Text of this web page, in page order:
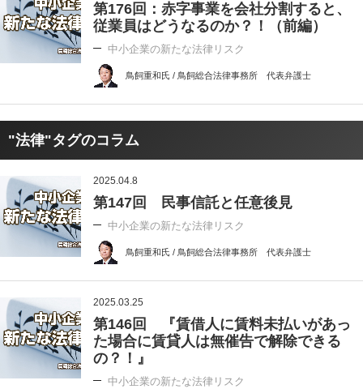
第176回：赤字事業を会社分割すると、
従業員はどうなるのか？！（前編）
中小企業の新たな法律リスク
鳥飼重和氏 / 鳥飼総合法律事務所 代表弁護士
"法律"タグのコラム
2025.04.8
第147回 民事信託と任意後見
中小企業の新たな法律リスク
鳥飼重和氏 / 鳥飼総合法律事務所 代表弁護士
2025.03.25
第146回 『賃借人に賃料未払いがあっ
た場合に賃貸人は無催告で解除できる
の？！』
中小企業の新たな法律リスク